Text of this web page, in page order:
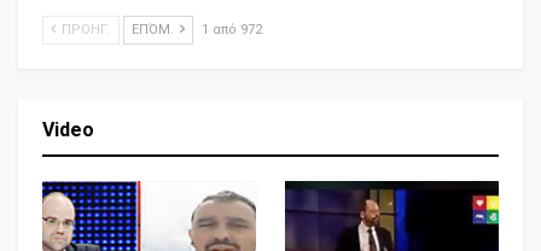
ΠΡΟΗΓ. ΕΠΌΜ. 1 από 972
Video